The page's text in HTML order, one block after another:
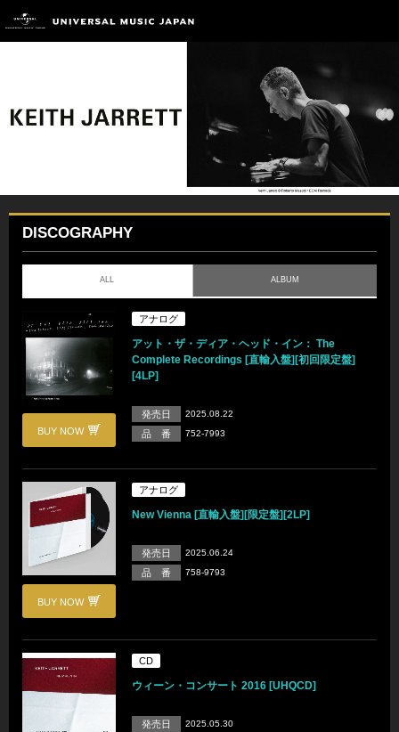
DISCOGRAPHY
ALL ALBUM
BUY NOW
アナログ
アット・ザ・ディア・ヘッド・イン： The
Complete Recordings [直輸入盤][初回限定盤]
[4LP]
発売日 2025.08.22
品 番 752-7993
BUY NOW
アナログ
New Vienna [直輸入盤][限定盤][2LP]
発売日 2025.06.24
品 番 758-9793
CD
ウィーン・コンサート 2016 [UHQCD]
発売日 2025.05.30